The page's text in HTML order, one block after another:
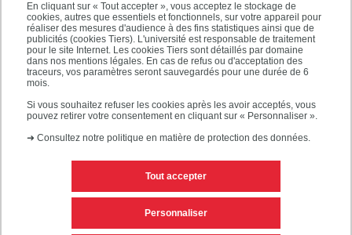
En cliquant sur « Tout accepter », vous acceptez le stockage de
cookies, autres que essentiels et fonctionnels, sur votre appareil pour
réaliser des mesures d'audience à des fins statistiques ainsi que de
publicités (cookies Tiers). L'université est responsable de traitement
pour le site Internet. Les cookies Tiers sont détaillés par domaine
dans nos mentions légales. En cas de refus ou d'acceptation des
traceurs, vos paramètres seront sauvegardés pour une durée de 6
mois.
Si vous souhaitez refuser les cookies après les avoir acceptés, vous
pouvez retirer votre consentement en cliquant sur « Personnaliser ».
➜ Consultez notre politique en matière de protection des données.
Tout accepter
Personnaliser
Mentions légales
Personnaliser les cookies Plan du site